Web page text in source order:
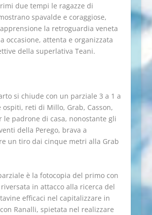
due tempi le ragazze di
spavalde e coraggiose,
la retroguardia veneta
occasione, attenta e organizzata
della superlativa Teani.
si chiude con un parziale 3 a 1 a
ospiti, reti di Millo, Grab, Casson,
le padrone di casa, nonostante gli
della Perego, brava a
un tiro dai cinque metri alla Grab
è la fotocopia del primo con
in attacco alla ricerca del
efficaci nel capitalizzare in
Ranalli, spietata nel realizzare